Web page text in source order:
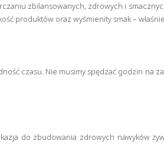
zbilansowanych, zdrowych i
produktów oraz wyśmienity smak –
czasu. Nie musimy spędzać godzin
do zbudowania zdrowych nawyków